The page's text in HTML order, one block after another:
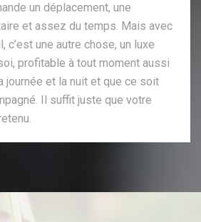
un déplacement, une
et assez du temps. Mais avec
c’est une autre chose, un luxe
profitable à tout moment aussi
journée et la nuit et que ce soit
Il suffit juste que votre